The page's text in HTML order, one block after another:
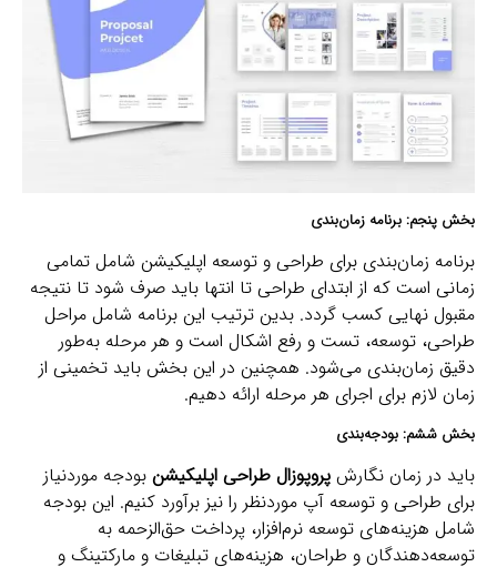
بخش پنجم: برنامه زمان‌بندی
برنامه زمان‌بندی برای طراحی و توسعه اپلیکیشن شامل تمامی
زمانی است که از ابتدای طراحی تا انتها باید صرف شود تا نتیجه
مقبول نهایی کسب گردد. بدین ترتیب این برنامه شامل مراحل
طراحی، توسعه، تست و رفع اشکال است و هر مرحله به‌طور
دقیق زمان‌بندی می‌شود. همچنین در این بخش باید تخمینی از
زمان لازم برای اجرای هر مرحله ارائه دهیم.
بخش ششم: بودجه‌بندی
باید در زمان نگارش پروپوزال طراحی اپلیکیشن بودجه موردنیاز
برای طراحی و توسعه آپ موردنظر را نیز برآورد کنیم. این بودجه
شامل هزینه‌های توسعه نرم‌افزار، پرداخت حق‌الزحمه به
توسعه‌دهندگان و طراحان، هزینه‌های تبلیغات و مارکتینگ و